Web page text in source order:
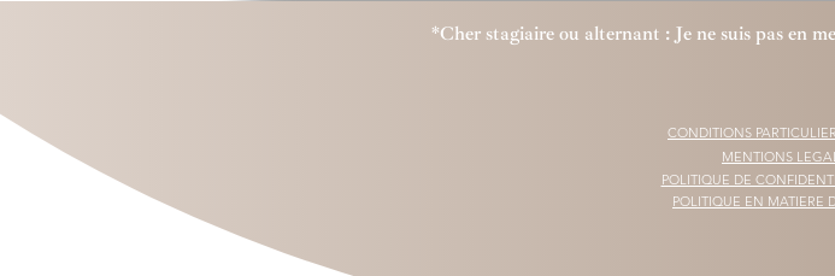
*Cher stagiaire ou alternant : Je ne suis pas en
CONDITIONS
MENTIONS
POLITIQUE DE
POLITIQUE EN MATIERE